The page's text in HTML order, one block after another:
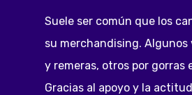
Suele ser común que los
su merchandising. Algunos
y remeras, otros por gorras
Gracias al apoyo y la